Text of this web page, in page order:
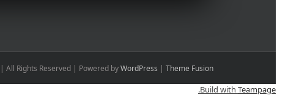
All Rights Reserved | Powered byWordPress | Theme Fusion
Build with Teampage
.